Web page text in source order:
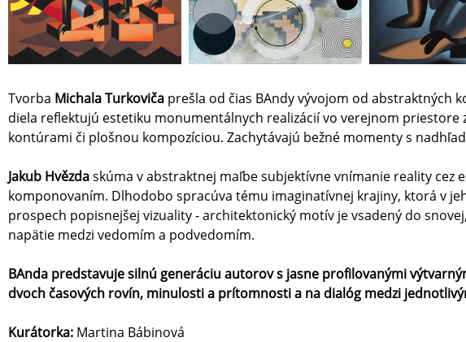
Tvorba Michala Turkoviča prešla od čias BAndy vývojom od abstraktných
diela reflektujú estetiku monumentálnych realizácií vo verejnom
kontúrami či plošnou kompozíciou. Zachytávajú bežné momenty s
Jakub Hvězdaskúma v abstraktnej maľbe subjektívne vnímanie reality
komponovaním. Dlhodobo spracúva tému imaginatívnej krajiny, ktorá v
prospech popisnejšej vizuality - architektonický motív je vsadený do
napätie medzi vedomím a podvedomím.
BAnda predstavuje silnú generáciu autorov s jasne profilovanými
dvoch časových rovín, minulosti a prítomnosti a na dialóg medzi
Kurátorka: Martina Bábinová